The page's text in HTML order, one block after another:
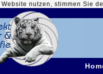
nutzen, stimmen Sie